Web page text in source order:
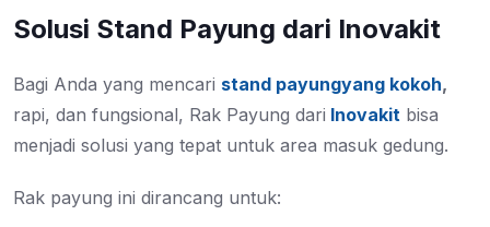
Solusi Stand Payung dari Inovakit
Bagi Anda yang mencari stand payungyang kokoh,
rapi, dan fungsional, Rak Payung dari Inovakit bisa
menjadi solusi yang tepat untuk area masuk gedung.
Rak payung ini dirancang untuk: